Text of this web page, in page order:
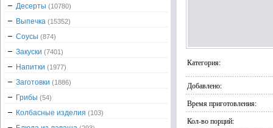
Категория:
Добавлено:
Время приготовления:
Кол-во порций:
Десерты (10780)
Выпечка (15352)
Соусы (874)
Закуски (7401)
Напитки (1977)
Заготовки (1886)
Грибы (54)
Колбасные изделия (103)